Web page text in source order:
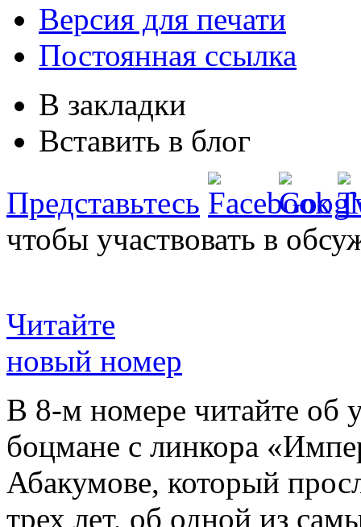
Версия для печати
Постоянная ссылка
В закладки
Вставить в блог
Представьтесь
чтобы участвовать в
Читайте
новый номер
В 8-м номере читайте об
боцмане с линкора
Абакумове, который
трех лет, об одной из